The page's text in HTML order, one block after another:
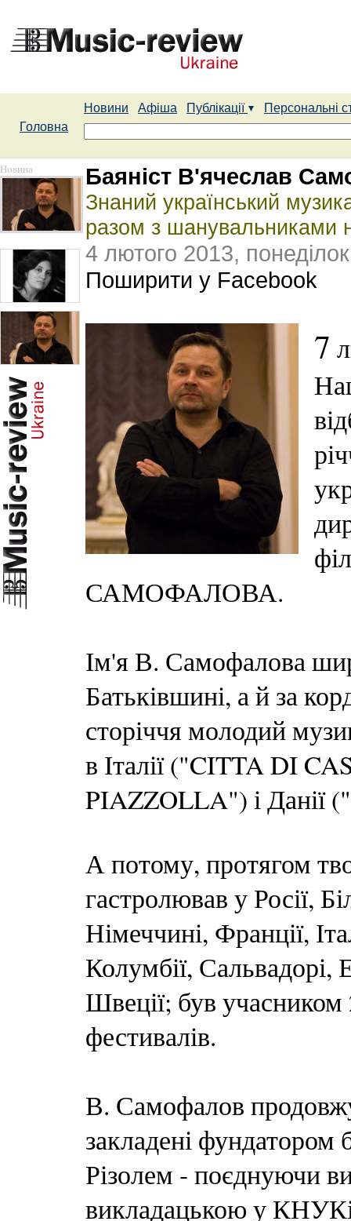
Новини Афіша Публікації
Персональні
Головна
Новина Баяніст В'ячеслав
Знаний український
разом з шанувальниками
4 лютого 2013, понеділок
Поширити у Facebook
7
САМОФАЛОВА.
Ім'я В. Самофалова
Батьківшині, а й за
сторіччя молодий
в Італії ("CITTA DI
PIAZZOLLA") і Данії
А потому, протягом
гастролював у Росії,
Німеччині, Франції,
Колумбії, Сальвадорі,
Швеції; був
фестивалів.
В. Самофалов
закладені фундатором
Різолем - поєднуючи
викладацькою у